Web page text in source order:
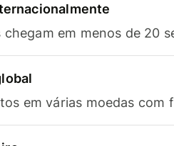
em menos de 20
em várias moedas com